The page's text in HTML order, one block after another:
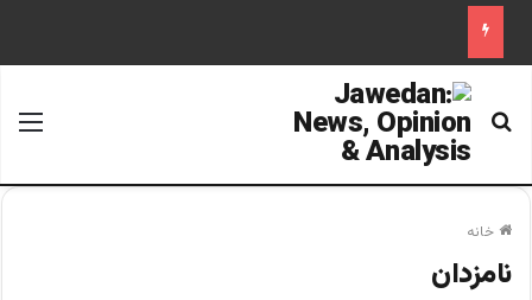
جستجو برای
خانه
نامزدان